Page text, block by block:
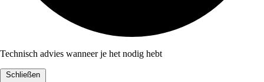
Technisch advies wanneer je het nodig hebt
Schließen